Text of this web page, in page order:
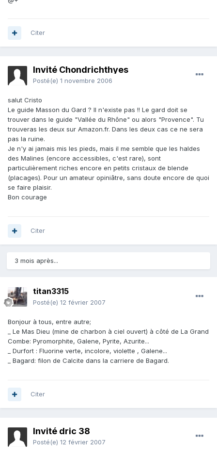
Citer
Invité Chondrichthyes
Posté(e) 1 novembre 2006
salut Cristo
Le guide Masson du Gard ? Il n'existe pas !! Le gard doit se
trouver dans le guide "Vallée du Rhône" ou alors "Provence". Tu
trouveras les deux sur Amazon.fr. Dans les deux cas ce ne sera
pas la ruine.
Je n'y ai jamais mis les pieds, mais il me semble que les haldes
des Malines (encore accessibles, c'est rare), sont
particulièrement riches encore en petits cristaux de blende
(placages). Pour un amateur opiniâtre, sans doute encore de quoi
se faire plaisir.
Bon courage
Citer
3 mois après...
titan3315
Posté(e) 12 février 2007
Bonjour à tous, entre autre;
_ Le Mas Dieu (mine de charbon à ciel ouvert) à côté de La Grand
Combe: Pyromorphite, Galene, Pyrite, Azurite...
_ Durfort : Fluorine verte, incolore, violette , Galene...
_ Bagard: filon de Calcite dans la carriere de Bagard.
Citer
Invité dric 38
Posté(e) 12 février 2007